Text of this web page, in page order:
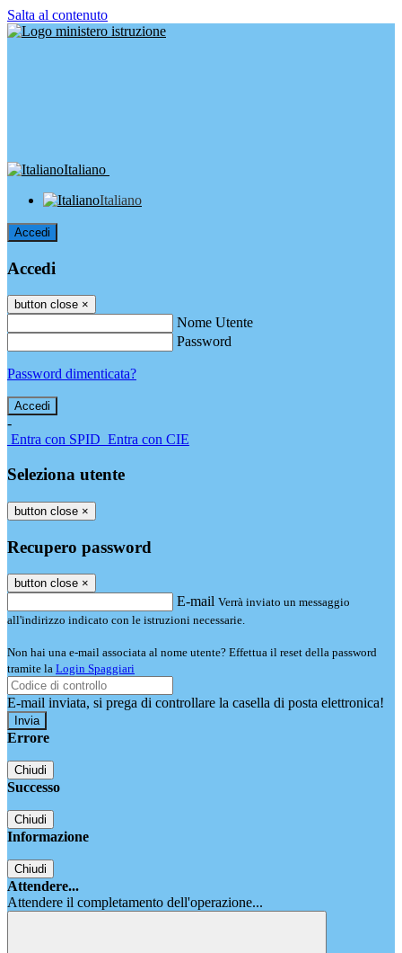
Salta al contenuto
Italiano
Italiano
Accedi
Accedi
button close ×
Nome Utente
Password
Password dimenticata?
-
Entra con SPID Entra con CIE
Seleziona utente
button close ×
Recupero password
button close ×
E-mail Verrà inviato un messaggio
all'indirizzo indicato con le istruzioni necessarie.
Non hai una e-mail associata al nome utente? Effettua il reset della password
tramite la Login Spaggiari
E-mail inviata, si prega di controllare la casella di posta elettronica!
Errore
Chiudi
Successo
Chiudi
Informazione
Chiudi
Attendere...
Attendere il completamento dell'operazione...